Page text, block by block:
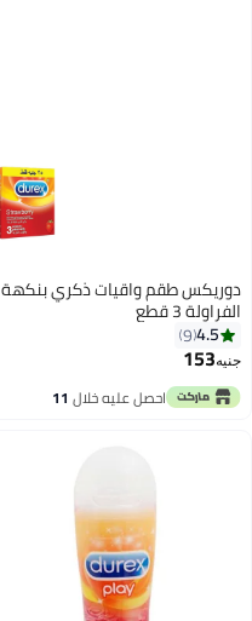
دوريكس طقم واقيات ذكري بنكهة
الفراولة 3 قطع
4.5
9
جنيه153
احصل عليه خلال 11